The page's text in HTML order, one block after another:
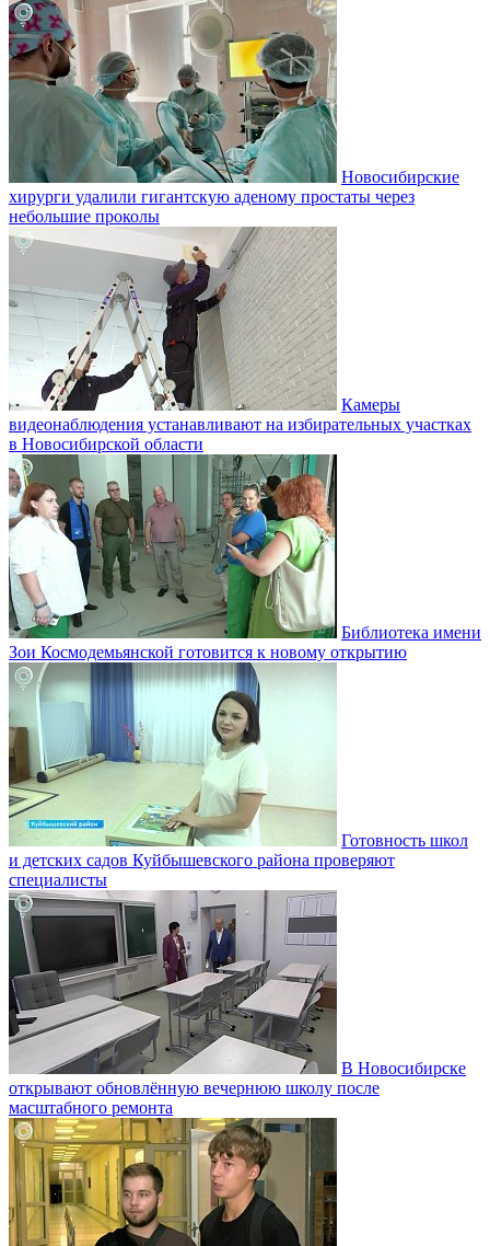
Новосибирские
хирурги удалили гигантскую аденому простаты через
небольшие проколы
Камеры
видеонаблюдения устанавливают на избирательных участках
в Новосибирской области
Библиотека имени
Зои Космодемьянской готовится к новому открытию
Готовность школ
и детских садов Куйбышевского района проверяют
специалисты
В Новосибирске
открывают обновлённую вечернюю школу после
масштабного ремонта